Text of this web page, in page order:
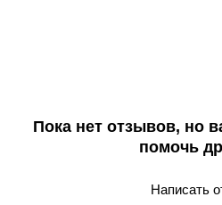
Пока нет отзывов, но
помочь
Написать